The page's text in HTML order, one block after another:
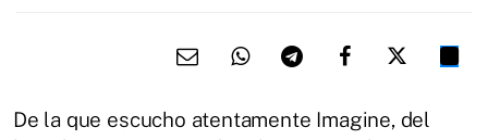
De la que escucho atentamente Imagine, del